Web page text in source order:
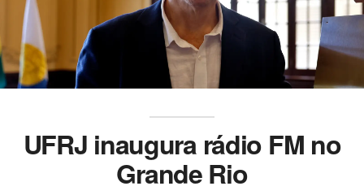
UFRJ inaugura rádio FM no
Grande Rio